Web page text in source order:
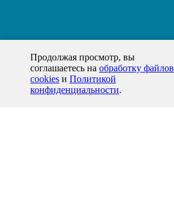
Продолжая просмотр, вы
соглашаетесь на обработку файлов
cookies и Политикой
конфиденциальности.